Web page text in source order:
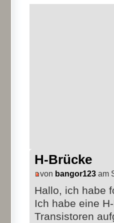
H-Brücke
von bangor123 am
Hallo, ich habe
Ich habe eine
Transistoren